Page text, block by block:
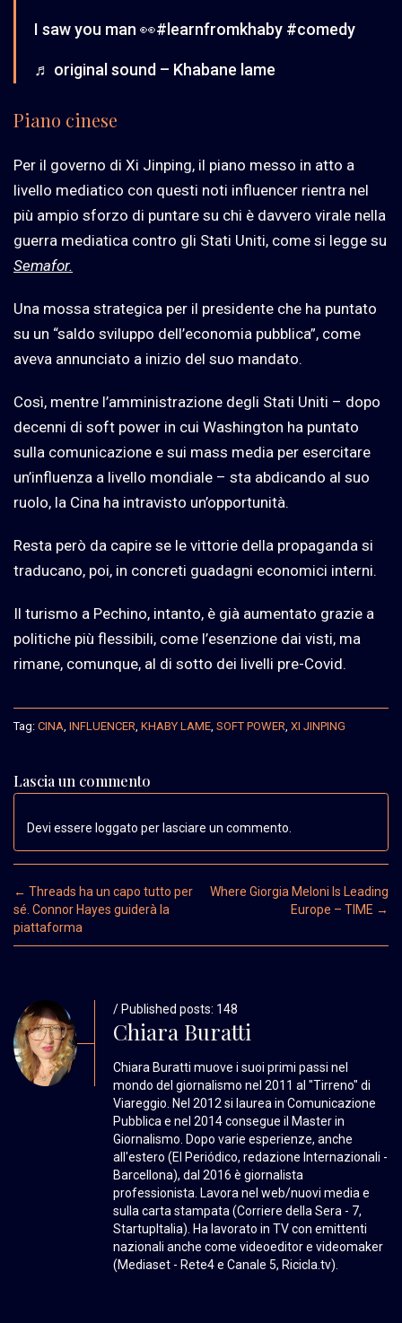
I saw you man 👀#learnfromkhaby #comedy
♬ original sound – Khabane lame
Piano cinese
Per il governo di Xi Jinping, il piano messo in atto a
livello mediatico con questi noti influencer rientra nel
più ampio sforzo di puntare su chi è davvero virale nella
guerra mediatica contro gli Stati Uniti, come si legge su
Semafor.
Una mossa strategica per il presidente che ha puntato
su un “saldo sviluppo dell’economia pubblica”, come
aveva annunciato a inizio del suo mandato.
Così, mentre l’amministrazione degli Stati Uniti – dopo
decenni di soft power in cui Washington ha puntato
sulla comunicazione e sui mass media per esercitare
un’influenza a livello mondiale – sta abdicando al suo
ruolo, la Cina ha intravisto un’opportunità.
Resta però da capire se le vittorie della propaganda si
traducano, poi, in concreti guadagni economici interni.
Il turismo a Pechino, intanto, è già aumentato grazie a
politiche più flessibili, come l’esenzione dai visti, ma
rimane, comunque, al di sotto dei livelli pre-Covid.
Tag: CINA, INFLUENCER, KHABY LAME, SOFT POWER, XI JINPING
Lascia un commento
Devi essere loggato per lasciare un commento.
Post navigation
← Threads ha un capo tutto per
sé. Connor Hayes guiderà la
piattaforma
Where Giorgia Meloni Is Leading
Europe – TIME →
/ Published posts: 148
Chiara Buratti
Chiara Buratti muove i suoi primi passi nel
mondo del giornalismo nel 2011 al "Tirreno" di
Viareggio. Nel 2012 si laurea in Comunicazione
Pubblica e nel 2014 consegue il Master in
Giornalismo. Dopo varie esperienze, anche
all'estero (El Periódico, redazione Internazionali -
Barcellona), dal 2016 è giornalista
professionista. Lavora nel web/nuovi media e
sulla carta stampata (Corriere della Sera - 7,
StartupItalia). Ha lavorato in TV con emittenti
nazionali anche come videoeditor e videomaker
(Mediaset - Rete4 e Canale 5, Ricicla.tv).